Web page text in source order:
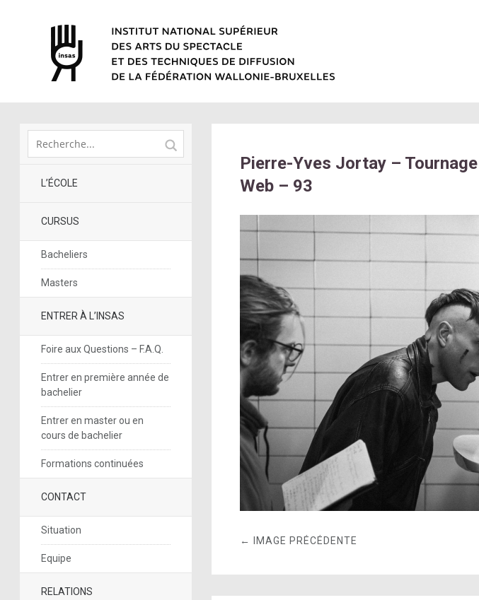
L’ÉCOLE
CURSUS
Bacheliers
Masters
ENTRER À L’INSAS
Foire aux Questions – F.A.Q.
Entrer en première année de
bachelier
Entrer en master ou en
cours de bachelier
Formations continuées
CONTACT
Situation
Equipe
RELATIONS
Pierre-Yves Jortay –
Web – 93
← IMAGE PRÉCÉDENTE